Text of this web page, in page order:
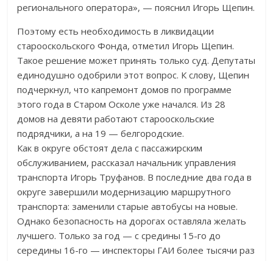
регионального оператора», — пояснил Игорь Щепин.
Поэтому есть необходимость в ликвидации
старооскольского Фонда, отметил Игорь Щепин.
Такое решение может принять только суд. Депутаты
единодушно одобрили этот вопрос. К слову, Щепин
подчеркнул, что капремонт домов по программе
этого года в Старом Осколе уже начался. Из 28
домов на девяти работают старооскольские
подрядчики, а на 19 — белгородские.
Как в округе обстоят дела с пассажирским
обслуживанием, рассказал начальник управления
транспорта Игорь Труфанов. В последние два года в
округе завершили модернизацию маршрутного
транспорта: заменили старые автобусы на новые.
Однако безопасность на дорогах оставляла желать
лучшего. Только за год — с средины 15-го до
середины 16-го — инспекторы ГАИ более тысячи раз